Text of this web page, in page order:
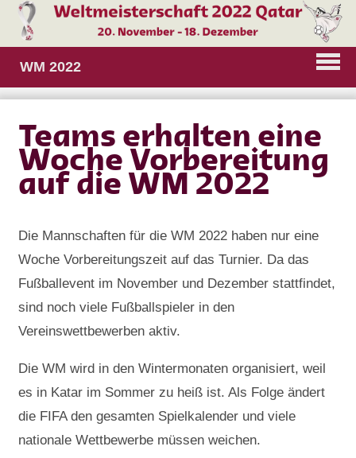
WM 2022
Teams erhalten eine
Woche Vorbereitung
auf die WM 2022
Die Mannschaften für die WM 2022 haben nur eine
Woche Vorbereitungszeit auf das Turnier. Da das
Fußballevent im November und Dezember stattfindet,
sind noch viele Fußballspieler in den
Vereinswettbewerben aktiv.
Die WM wird in den Wintermonaten organisiert, weil
es in Katar im Sommer zu heiß ist. Als Folge ändert
die FIFA den gesamten Spielkalender und viele
nationale Wettbewerbe müssen weichen.